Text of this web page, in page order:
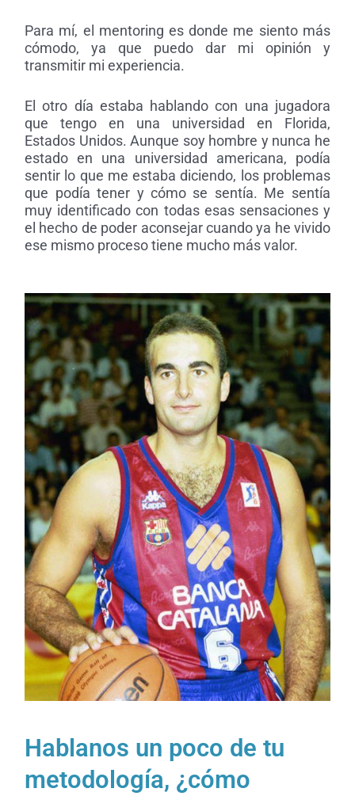
Para mí, el mentoring es donde me siento más
cómodo, ya que puedo dar mi opinión y
transmitir mi experiencia.
El otro día estaba hablando con una jugadora
que tengo en una universidad en Florida,
Estados Unidos. Aunque soy hombre y nunca he
estado en una universidad americana, podía
sentir lo que me estaba diciendo, los problemas
que podía tener y cómo se sentía. Me sentía
muy identificado con todas esas sensaciones y
el hecho de poder aconsejar cuando ya he vivido
ese mismo proceso tiene mucho más valor.
Hablanos un poco de tu
metodología, ¿cómo